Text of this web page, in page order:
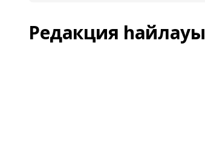
Редакция һайлауы